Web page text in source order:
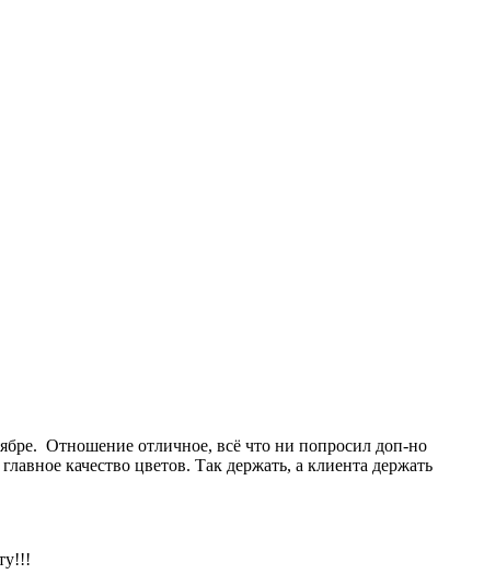
Отношение отличное, всё что ни попросил доп-но
качество цветов. Так держать, а клиента держать